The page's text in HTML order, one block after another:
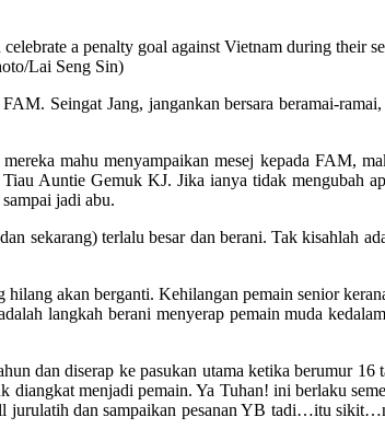
a penalty goal against Vietnam during
Lai Seng Sin)
Seingat Jang, jangankan bersara beramai-
mahu menyampaikan mesej kepada FAM,
Auntie Gemuk KJ. Jika ianya tidak mengubah
jadi abu.
sekarang) terlalu besar dan berani. Tak kisahlah
akan berganti. Kehilangan pemain senior
langkah berani menyerap pemain muda
dan diserap ke pasukan utama ketika berumur
diangkat menjadi pemain. Ya Tuhan! ini berlaku
dan sampaikan pesanan YB tadi…itu